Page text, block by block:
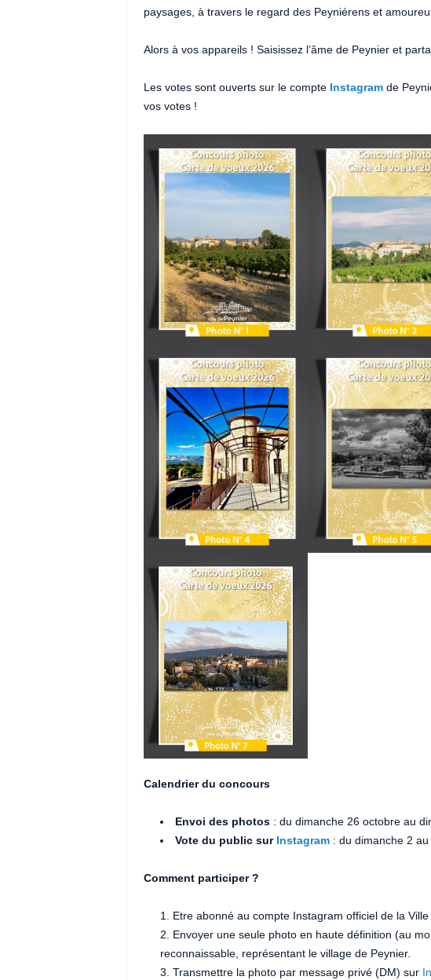
paysages, à travers le regard des Peyniérens et
Alors à vos appareils ! Saisissez l’âme de Peynier et
Les votes sont ouverts sur le compte Instagramde
vos votes !
Calendrier du concours
Envoi des photos: du dimanche 26 octobre au
Vote du public sur Instagram: du dimanche 2 au
Comment participer ?
Etre abonné au compte Instagram officiel de la
Envoyer une seule photo en haute définition (au
reconnaissable, représentant le village de Peynier.
Transmettre la photo par message privé (DM) sur